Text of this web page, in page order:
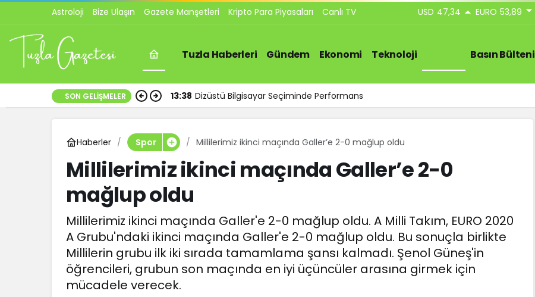
Astroloji Bize Ulaşın Gazete Manşetleri Kripto Para Piyasaları Canlı TV USD 47,34 EURO 53,89
Tuzla Haberleri Gündem Ekonomi Teknoloji Basın Bülteni
SON GELIŞMELER 13:38 Dizüstü Bilgisayar Seçiminde Performans
Haberler Spor Millilerimiz ikinci maçında Galler’e 2-0 mağlup oldu
Millilerimiz ikinci maçında Galler’e 2-0
mağlup oldu
Millilerimiz ikinci maçında Galler'e 2-0 mağlup oldu. A Milli Takım, EURO 2020
A Grubu'ndaki ikinci maçında Galler'e 2-0 mağlup oldu. Bu sonuçla birlikte
Millilerin grubu ilk iki sırada tamamlama şansı kalmadı. Şenol Güneş'in
öğrencileri, grubun son maçında en iyi üçüncüler arasına girmek için
mücadele verecek.